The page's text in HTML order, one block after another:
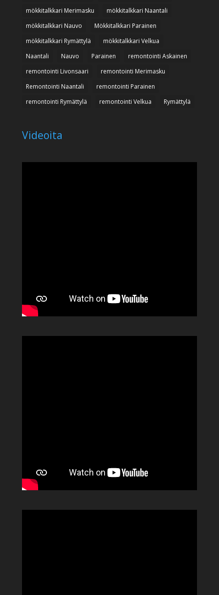
mökkitalkkari Merimasku
mökkitalkkari Naantali
mökkitalkkari Nauvo
Mökkitalkkari Parainen
mökkitalkkari Rymättylä
mökkitalkkari Velkua
Naantali
Nauvo Parainen
remontointi Askainen
remontointi Livonsaari
remontointi Merimasku
Remontointi Naantali
remontointi Parainen
remontointi Rymättylä
remontointi Velkua Rymättylä
Videoita